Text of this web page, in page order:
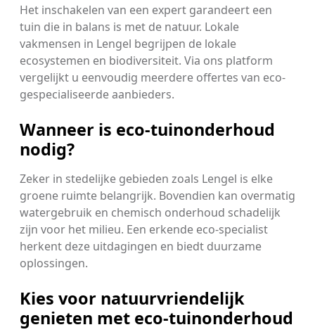
Het inschakelen van een expert garandeert een
tuin die in balans is met de natuur. Lokale
vakmensen in Lengel begrijpen de lokale
ecosystemen en biodiversiteit. Via ons platform
vergelijkt u eenvoudig meerdere offertes van eco-
gespecialiseerde aanbieders.
Wanneer is eco-tuinonderhoud
nodig?
Zeker in stedelijke gebieden zoals Lengel is elke
groene ruimte belangrijk. Bovendien kan overmatig
watergebruik en chemisch onderhoud schadelijk
zijn voor het milieu. Een erkende eco-specialist
herkent deze uitdagingen en biedt duurzame
oplossingen.
Kies voor natuurvriendelijk
genieten met eco-tuinonderhoud